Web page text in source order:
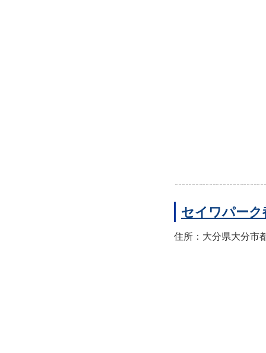
セイワパーク
住所：大分県大分市